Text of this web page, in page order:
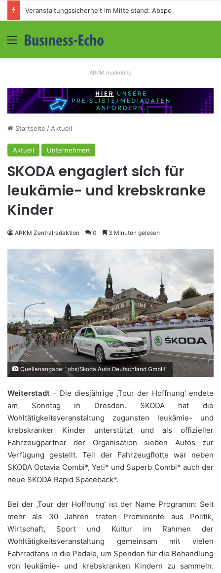
Menü
ARKM.marketing
Startseite / Aktuell
Aktuell Unternehmen
SKODA engagiert sich für
leukämie- und krebskranke
Kinder
ARKM Zentralredaktion 0 3 Minuten gelesen
Quellenangabe: "obs/Skoda Auto Deutschland GmbH"
Weiterstadt – Die diesjährige ‚Tour der Hoffnung‘ endete
am Sonntag in Dresden. SKODA hat die
Wohltätigkeitsveranstaltung zugunsten leukämie- und
krebskranker Kinder unterstützt und als offizieller
Fahrzeugpartner der Organisation sieben Autos zur
Verfügung gestellt. Teil der Fahrzeugflotte war neben
SKODA Octavia Combi*, Yeti* und Superb Combi* auch der
neue SKODA Rapid Spaceback*.
Bei der ‚Tour der Hoffnung‘ ist der Name Programm: Seit
mehr als 30 Jahren treten Prominente aus Politik,
Wirtschaft, Sport und Kultur im Rahmen der
Wohltätigkeitsveranstaltung gemeinsam mit vielen
Fahrradfans in die Pedale, um Spenden für die Behandlung
von leukämie- und krebskranken Kindern zu sammeln.